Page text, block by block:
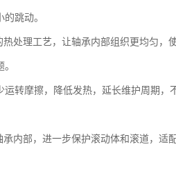
跳动。
处理工艺，让轴承内部组织更均匀，
转摩擦，降低发热，延长维护周期，
内部，进一步保护滚动体和滚道，适